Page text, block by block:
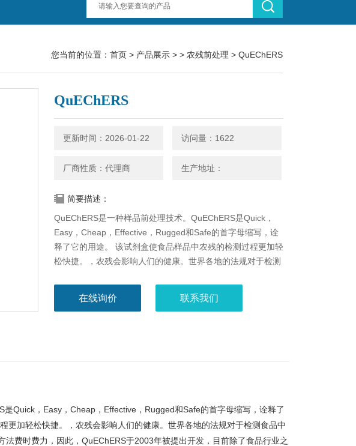
您当前的位置： 首页 > 产品展示 > > 农残前处理 > QuEChERS
QuEChERS
更新时间：2026-01-22 访问量：1622
厂商性质：代理商 生产地址：
简要描述：
QuEChERS是一种样品前处理技术。QuEChERS是Quick，
Easy，Cheap，Effective，Rugged和Safe的首字母缩写，诠
释了它的用途。 该试剂盒使食品样品中农残的检测过程更加轻
松快捷。，农残会影响人们的健康。世界各地的法规对于检测
食品行业之外，还应用于环境、司法、生物等领域。
在线询价 联系我们
Quick，Easy，Cheap，Effective，Rugged和Safe的首字母缩写，诠释了
更加轻松快捷。，农残会影响人们的健康。世界各地的法规对于检测食品中
法费时费力，因此，QuEChERS于2003年被提出开发，目前除了食品行业之